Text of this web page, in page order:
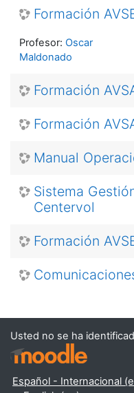
Formación
Profesor: Oscar
Maldonado
Formación
Formación
Manual
Sistema
Centervol
Formación
Usted no se ha
Español - Internacional